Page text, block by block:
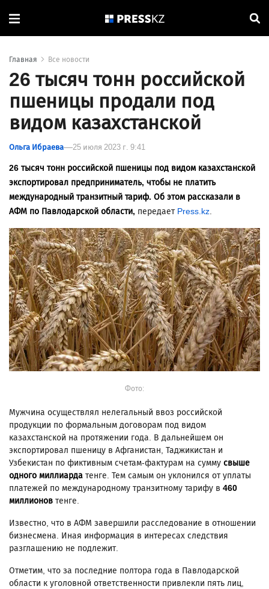
Главная Все новости
26 тысяч тонн российской
пшеницы продали под
видом казахстанской
Ольга Ибраева 25 июля 2023 г. 9:41
26 тысяч тонн российской пшеницы под видом казахстанской
экспортировал предприниматель, чтобы не платить
международный транзитный тариф. Об этом рассказали в
АФМ по Павлодарской области, передает Press.kz.
Фото:
Мужчина осуществлял нелегальный ввоз российской
продукции по формальным договорам под видом
казахстанской на протяжении года. В дальнейшем он
экспортировал пшеницу в Афганистан, Таджикистан и
Узбекистан по фиктивным счетам-фактурам на сумму свыше
одного миллиарда тенге. Тем самым он уклонился от уплаты
платежей по международному транзитному тарифу в 460
миллионов тенге.
Известно, что в АФМ завершили расследование в отношении
бизнесмена. Иная информация в интересах следствия
разглашению не подлежит.
Отметим, что за последние полтора года в Павлодарской
области к уголовной ответственности привлекли пять лиц,